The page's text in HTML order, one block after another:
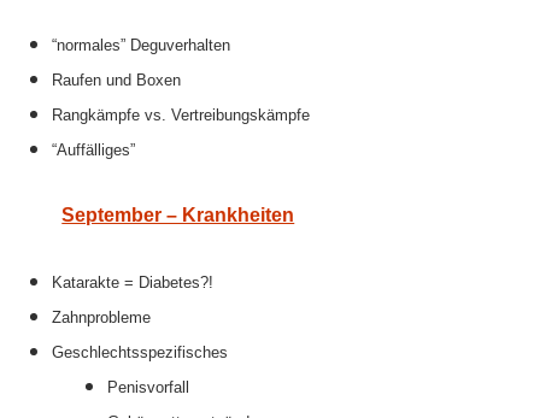
“normales” Deguverhalten
Raufen und Boxen
Rangkämpfe vs. Vertreibungskämpfe
“Auffälliges”
September – Krankheiten
Katarakte = Diabetes?!
Zahnprobleme
Geschlechtsspezifisches
Penisvorfall